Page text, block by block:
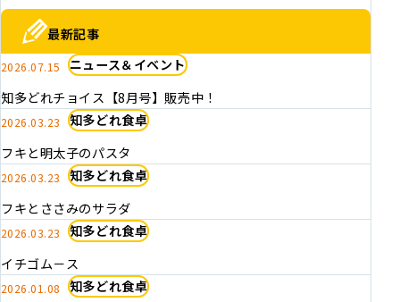
最新記事
2026.07.15 ニュース＆イベント
知多どれチョイス【8月号】販売中！
2026.03.23 知多どれ食卓
フキと明太子のパスタ
2026.03.23 知多どれ食卓
フキとささみのサラダ
2026.03.23 知多どれ食卓
イチゴム－ス
2026.01.08 知多どれ食卓